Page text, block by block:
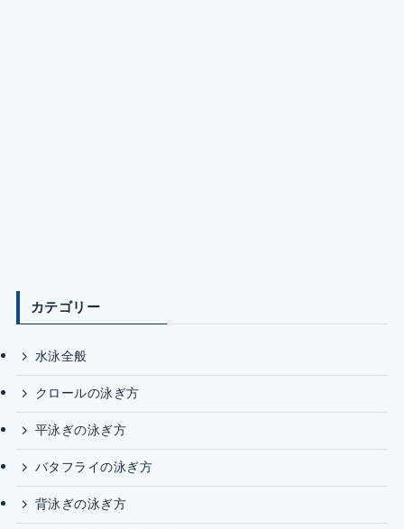
カテゴリー
水泳全般
クロールの泳ぎ方
平泳ぎの泳ぎ方
バタフライの泳ぎ方
背泳ぎの泳ぎ方